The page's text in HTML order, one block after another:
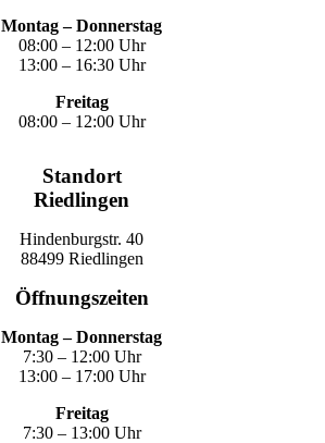
Montag – Donnerstag
08:00 – 12:00 Uhr
13:00 – 16:30 Uhr
Freitag
08:00 – 12:00 Uhr
Standort
Riedlingen
Hindenburgstr. 40
88499 Riedlingen
Öffnungszeiten
Montag – Donnerstag
7:30 – 12:00 Uhr
13:00 – 17:00 Uhr
Freitag
7:30 – 13:00 Uhr